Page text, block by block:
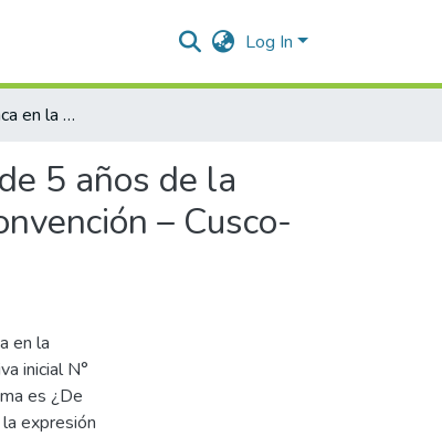
Log In
Canciones asháninca en la expresión oral en niños y niñas de 5 años de la Institución Educativa Inicial N° 737 – Kuvivari, Pichari, La Convención – Cusco- 2020
5 años de la
– Cusco-
en la
inicial N°
es ¿De
expresión